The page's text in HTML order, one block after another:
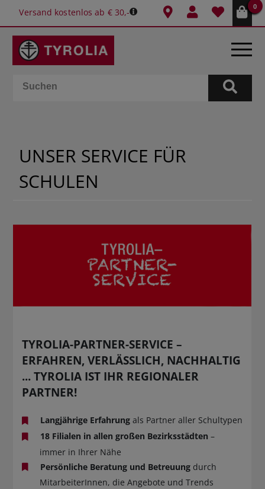
Versand kostenlos ab € 30,-
0
BÜCHER
SPIELE
KALENDER
GESCHENKIDEEN
SCHULE & BÜRO
UNSER SERVICE FÜR
SCHULEN
TYROLIA-PARTNER-SERVICE –
ERFAHREN, VERLÄSSLICH, NACHHALTIG
... TYROLIA IST IHR REGIONALER
PARTNER!
Langjährige Erfahrung als Partner aller Schultypen
18 Filialen in allen großen Bezirksstädten –
immer in Ihrer Nähe
Persönliche Beratung und Betreuung durch
MitarbeiterInnen, die Angebote und Trends